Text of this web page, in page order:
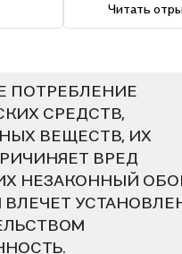
Читать
ПОТРЕБЛЕНИЕ
СРЕДСТВ,
ВЕЩЕСТВ, ИХ
ВРЕД
НЕЗАКОННЫЙ